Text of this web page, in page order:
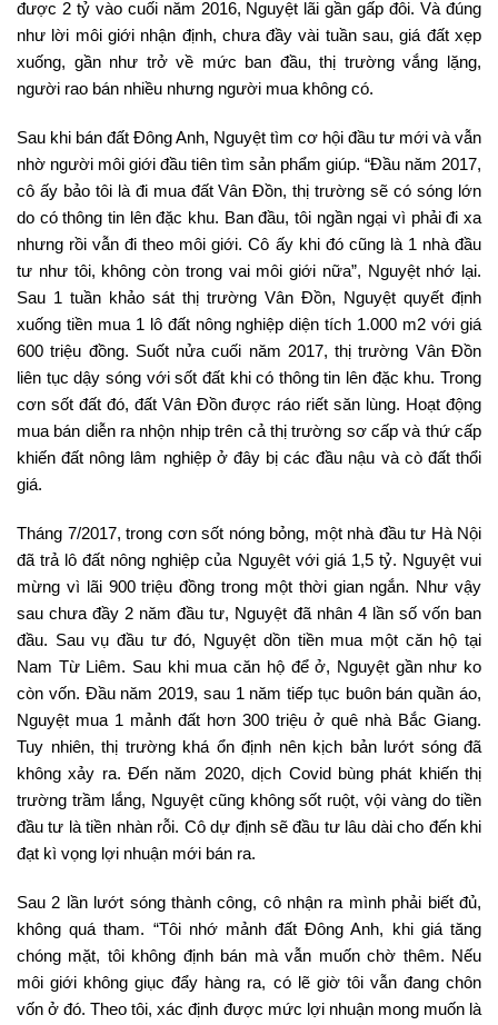
được 2 tỷ vào cuối năm 2016, Nguyệt lãi gần gấp đôi. Và đúng
như lời môi giới nhận định, chưa đầy vài tuần sau, giá đất xẹp
xuống, gần như trở về mức ban đầu, thị trường vắng lặng,
người rao bán nhiều nhưng người mua không có.
Sau khi bán đất Đông Anh, Nguyệt tìm cơ hội đầu tư mới và vẫn
nhờ người môi giới đầu tiên tìm sản phẩm giúp. “Đầu năm 2017,
cô ấy bảo tôi là đi mua đất Vân Đồn, thị trường sẽ có sóng lớn
do có thông tin lên đặc khu. Ban đầu, tôi ngần ngại vì phải đi xa
nhưng rồi vẫn đi theo môi giới. Cô ấy khi đó cũng là 1 nhà đầu
tư như tôi, không còn trong vai môi giới nữa”, Nguyệt nhớ lại.
Sau 1 tuần khảo sát thị trường Vân Đồn, Nguyệt quyết định
xuống tiền mua 1 lô đất nông nghiệp diện tích 1.000 m2 với giá
600 triệu đồng. Suốt nửa cuối năm 2017, thị trường Vân Đồn
liên tục dậy sóng với sốt đất khi có thông tin lên đặc khu. Trong
cơn sốt đất đó, đất Vân Đồn được ráo riết săn lùng. Hoạt động
mua bán diễn ra nhộn nhịp trên cả thị trường sơ cấp và thứ cấp
khiến đất nông lâm nghiệp ở đây bị các đầu nậu và cò đất thổi
giá.
Tháng 7/2017, trong cơn sốt nóng bỏng, một nhà đầu tư Hà Nội
đã trả lô đất nông nghiệp của Nguỵêt với giá 1,5 tỷ. Nguyệt vui
mừng vì lãi 900 triệu đồng trong một thời gian ngắn. Như vậy
sau chưa đầy 2 năm đầu tư, Nguyệt đã nhân 4 lần số vốn ban
đầu. Sau vụ đầu tư đó, Nguyệt dồn tiền mua một căn hộ tại
Nam Từ Liêm. Sau khi mua căn hộ để ở, Nguyệt gần như ko
còn vốn. Đầu năm 2019, sau 1 năm tiếp tục buôn bán quần áo,
Nguyệt mua 1 mảnh đất hơn 300 triệu ở quê nhà Bắc Giang.
Tuy nhiên, thị trường khá ổn định nên kịch bản lướt sóng đã
không xảy ra. Đến năm 2020, dịch Covid bùng phát khiến thị
trường trầm lắng, Nguyệt cũng không sốt ruột, vội vàng do tiền
đầu tư là tiền nhàn rỗi. Cô dự định sẽ đầu tư lâu dài cho đến khi
đạt kì vọng lợi nhuận mới bán ra.
Sau 2 lần lướt sóng thành công, cô nhận ra mình phải biết đủ,
không quá tham. “Tôi nhớ mảnh đất Đông Anh, khi giá tăng
chóng mặt, tôi không định bán mà vẫn muốn chờ thêm. Nếu
môi giới không giục đẩy hàng ra, có lẽ giờ tôi vẫn đang chôn
vốn ở đó. Theo tôi, xác định được mức lợi nhuận mong muốn là